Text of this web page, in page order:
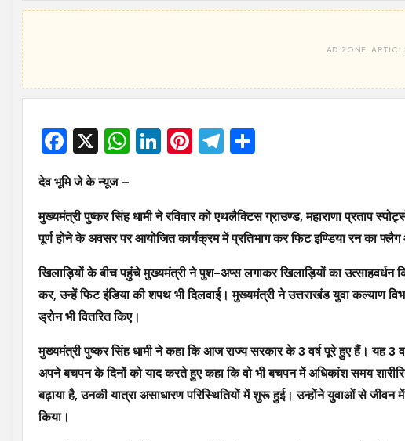
Facebook
X WhatsApp
LinkedIn
Pinterest
Telegram
देव भूमि जे के न्यूज –
मुख्यमंत्री पुष्कर सिंह धामी ने रविवार को एथलैक्टिस ग्राउण्ड, महाराणा प्रताप
पूर्ण होने के अवसर पर आयोजित कार्यक्रम में प्रतिभाग कर फिट इण्डिया रन का
खिलाड़ियों के बीच पहुंचे मुख्यमंत्री ने पुश-अप्स लगाकर खिलाड़ियों का उत्साहवर्धन
कर, उन्हें फिट इंडिया की शपथ भी दिलवाई। मुख्यमंत्री ने उत्तराखंड युवा कल्याण
ड्रोन भी वितरित किए।
मुख्यमंत्री पुष्कर सिंह धामी ने कहा कि आज राज्य सरकार के 3 वर्ष पूरे हुए हैं। यह
अपने बचपन के दिनों को याद करते हुए कहा कि वो भी बचपन में अधिकांश समय
बढ़ाया है, उनकी यात्रा असाधारण परिस्थितियों में शुरू हुई। उन्होंने युवाओं से
किया।